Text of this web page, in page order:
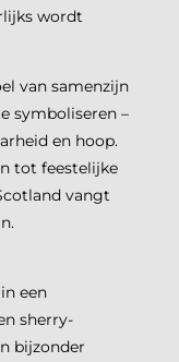
wordt
van samenzijn
symboliseren –
en hoop.
tot feestelijke
vangt
een
sherry-
bijzonder